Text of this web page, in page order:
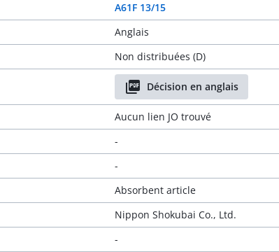
A61F 13/15
Anglais
Non distribuées (D)
Décision en anglais
Aucun lien JO trouvé
-
-
Absorbent article
Nippon Shokubai Co., Ltd.
-